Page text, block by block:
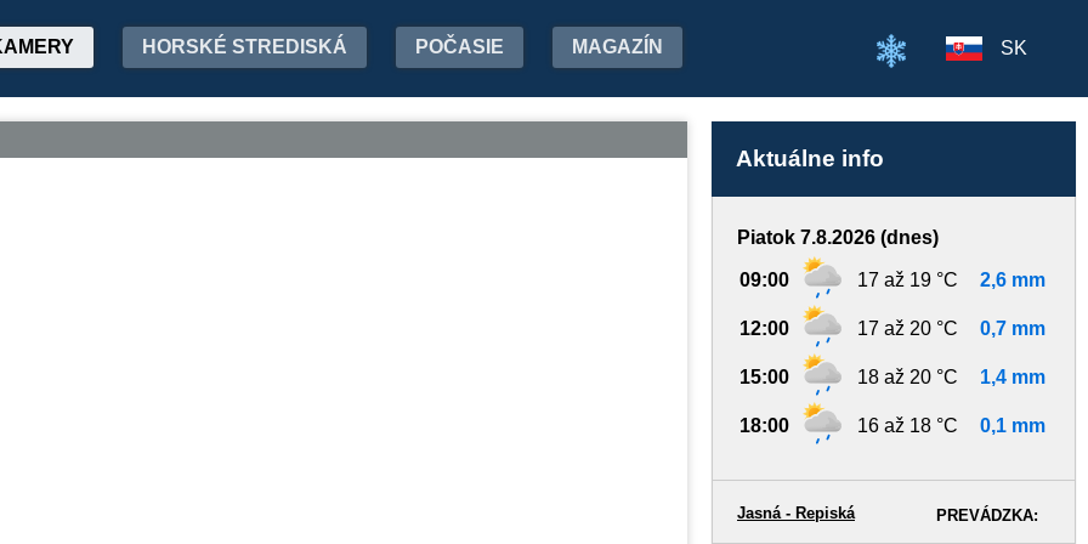
HORSKÉ STREDISKÁ POČASIE MAGAZÍN SK
Aktuálne info
Piatok 7.8.2026 (dnes)
09:00 17 až 19 °C 2,6 mm
12:00 17 až 20 °C 0,7 mm
15:00 18 až 20 °C 1,4 mm
18:00 16 až 18 °C 0,1 mm
PREVÁDZKA:
Jasná - Repiská